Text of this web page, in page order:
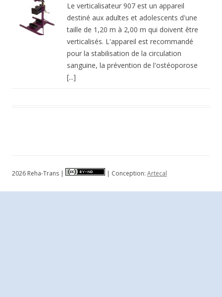
Le verticalisateur 907 est un appareil
destiné aux adultes et adolescents d'une
taille de 1,20 m à 2,00 m qui doivent être
verticalisés. L'appareil est recommandé
pour la stabilisation de la circulation
sanguine, la prévention de l'ostéoporose
[...]
2026 Reha-Trans | | Conception: Artecal